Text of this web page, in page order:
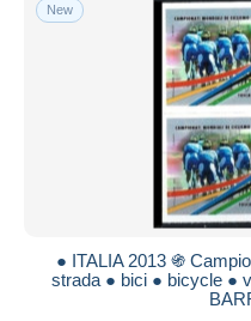
New
● ITALIA 2013 ֍
strada ● bici ● bicycle ●